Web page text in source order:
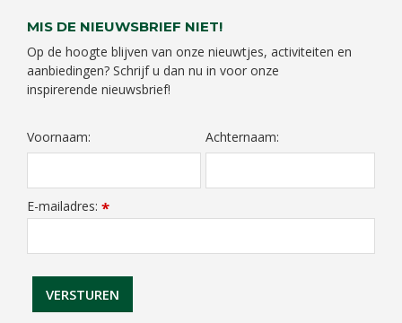
MIS DE NIEUWSBRIEF NIET!
Op de hoogte blijven van onze nieuwtjes, activiteiten en
aanbiedingen? Schrijf u dan nu in voor onze
inspirerende nieuwsbrief!
Voornaam: Achternaam:
E-mailadres: *